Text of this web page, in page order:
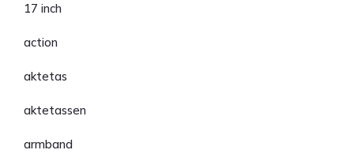
17 inch
action
aktetas
aktetassen
armband